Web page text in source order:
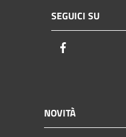
SEGUICI SU
NOVITÀ